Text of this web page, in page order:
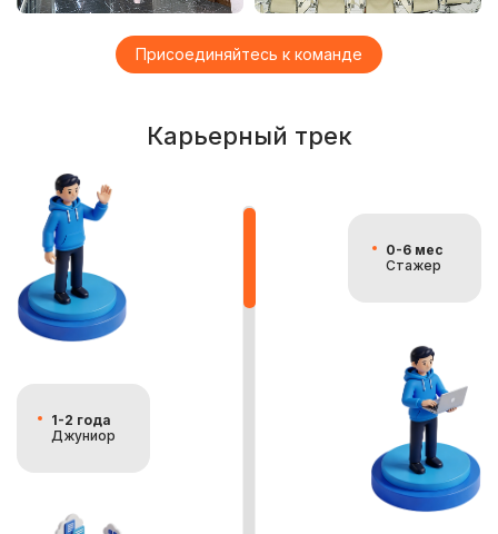
Присоединяйтесь к команде
Карьерный трек
0-6 мес
Стажер
1-2 года
Джуниор